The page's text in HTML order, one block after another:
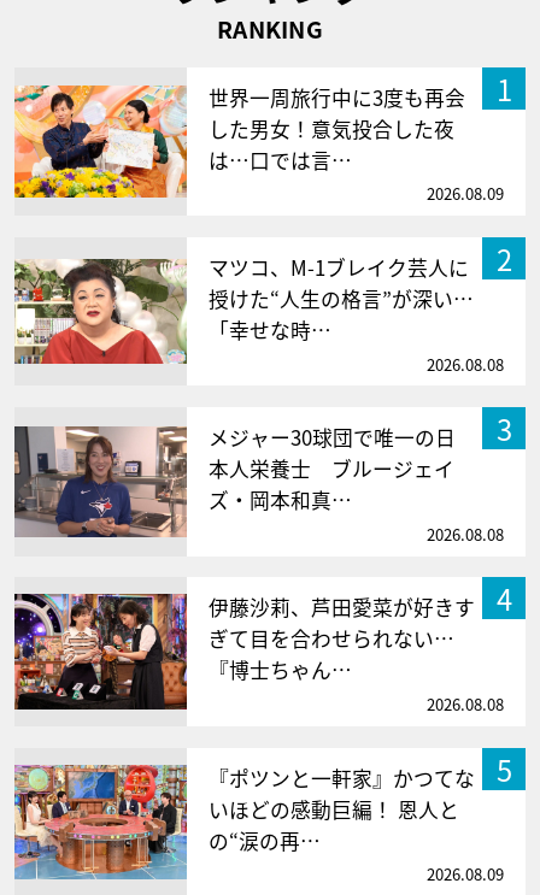
RANKING
1
世界一周旅行中に3度も再会
した男女！意気投合した夜
は…口では言…
2026.08.09
2
マツコ、M-1ブレイク芸人に
授けた“人生の格言”が深い…
「幸せな時…
2026.08.08
3
メジャー30球団で唯一の日
本人栄養士 ブルージェイ
ズ・岡本和真…
2026.08.08
4
伊藤沙莉、芦田愛菜が好きす
ぎて目を合わせられない…
『博士ちゃん…
2026.08.08
5
『ポツンと一軒家』かつてな
いほどの感動巨編！ 恩人と
の“涙の再…
2026.08.09